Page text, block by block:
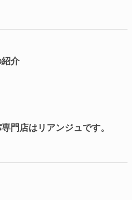
介
門店はリアンジュです。